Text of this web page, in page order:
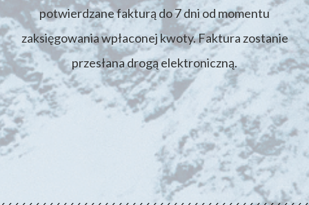
potwierdzane fakturą do 7 dni od momentu
zaksięgowania wpłaconej kwoty. Faktura zostanie
przesłana drogą elektroniczną.